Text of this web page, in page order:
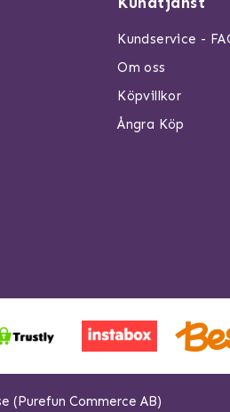
Kundservice -
Om oss
Köpvillkor
Ångra Köp
(Purefun Commerce AB)